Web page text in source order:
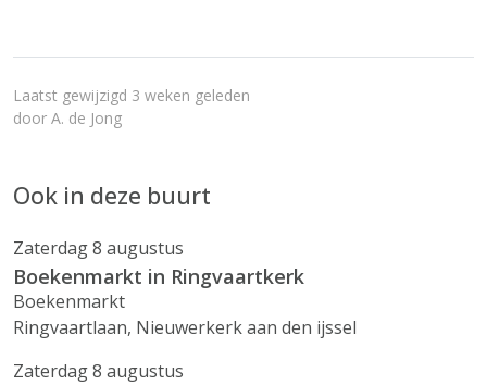
Laatst gewijzigd 3 weken geleden
door A. de Jong
Ook in deze buurt
Zaterdag 8 augustus
Boekenmarkt in Ringvaartkerk
Boekenmarkt
Ringvaartlaan, Nieuwerkerk aan den ijssel
Zaterdag 8 augustus